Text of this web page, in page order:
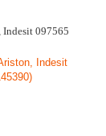
Indesit 097565